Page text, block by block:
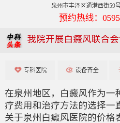
泉州市丰泽区通港西街59
预约热线：
我院开展白癜风联合
专科医院 设备齐全
在泉州地区，白癜风作为一
疗费用和治疗方法的选择一
关于泉州白癜风医院的价格